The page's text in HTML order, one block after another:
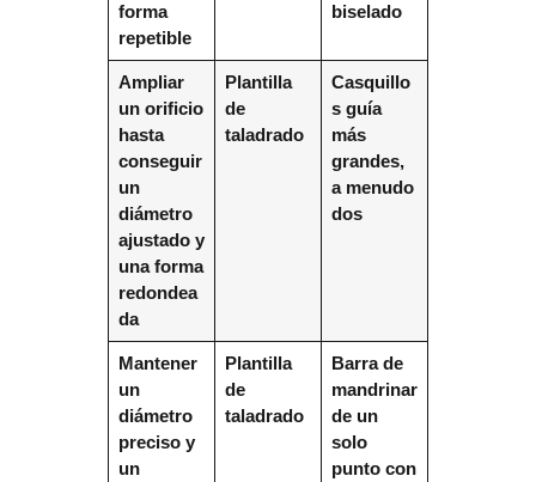
forma
repetible
biselado
Ampliar
un orificio
hasta
conseguir
un
diámetro
ajustado y
una forma
redondea
da
Plantilla
de
taladrado
Casquillo
s guía
más
grandes,
a menudo
dos
Mantener
un
diámetro
preciso y
un
Plantilla
de
taladrado
Barra de
mandrinar
de un
solo
punto con